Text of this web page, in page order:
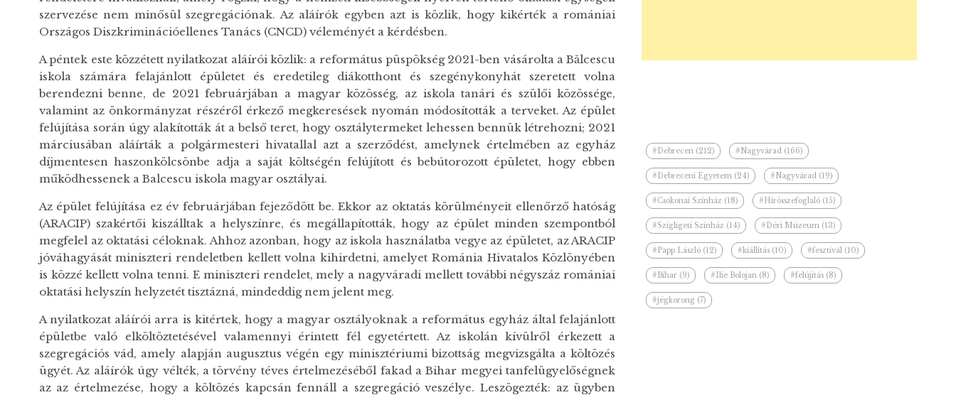
szervezése nem minősül szegregációnak. Az aláírók egyben azt is közlik, hogy kikérték a romániai
Országos Diszkriminációellenes Tanács (CNCD) véleményét a kérdésben.
A péntek este közzétett nyilatkozat aláírói közlik: a református püspökség 2021-ben vásárolta a Bălcescu
iskola számára felajánlott épületet és eredetileg diákotthont és szegénykonyhát szeretett volna
berendezni benne, de 2021 februárjában a magyar közösség, az iskola tanári és szülői közössége,
valamint az önkormányzat részéről érkező megkeresések nyomán módosították a terveket. Az épület
felújítása során úgy alakították át a belső teret, hogy osztálytermeket lehessen bennük létrehozni; 2021
márciusában aláírták a polgármesteri hivatallal azt a szerződést, amelynek értelmében az egyház
díjmentesen haszonkölcsönbe adja a saját költségén felújított és bebútorozott épületet, hogy ebben
működhessenek a Balcescu iskola magyar osztályai.
Az épület felújítása ez év februárjában fejeződött be. Ekkor az oktatás körülményeit ellenőrző hatóság
(ARACIP) szakértői kiszálltak a helyszínre, és megállapították, hogy az épület minden szempontból
megfelel az oktatási céloknak. Ahhoz azonban, hogy az iskola használatba vegye az épületet, az ARACIP
jóváhagyását miniszteri rendeletben kellett volna kihirdetni, amelyet Románia Hivatalos Közlönyében
is közzé kellett volna tenni. E miniszteri rendelet, mely a nagyváradi mellett további négyszáz romániai
oktatási helyszín helyzetét tisztázná, mindeddig nem jelent meg.
A nyilatkozat aláírói arra is kitértek, hogy a magyar osztályoknak a református egyház által felajánlott
épületbe való elköltöztetésével valamennyi érintett fél egyetértett. Az iskolán kívülről érkezett a
szegregációs vád, amely alapján augusztus végén egy minisztériumi bizottság megvizsgálta a költözés
ügyét. Az aláírók úgy vélték, a törvény téves értelmezéséből fakad a Bihar megyei tanfelügyelőségnek
az az értelmezése, hogy a költözés kapcsán fennáll a szegregáció veszélye. Leszögezték: az ügyben
#Debrecen (212) #Nagyvárad (166)
#Debreceni Egyetem (24) #Nagyvárad (19)
#Csokonai Színház (18) #Hírösszefoglaló (15)
#Szigligeti Színház (14) #Déri Múzeum (13)
#Papp László (12) #kiállítás (10) #fesztivál (10)
#Bihar (9) #Ilie Bolojan (8) #felújítás (8)
#jégkorong (7)